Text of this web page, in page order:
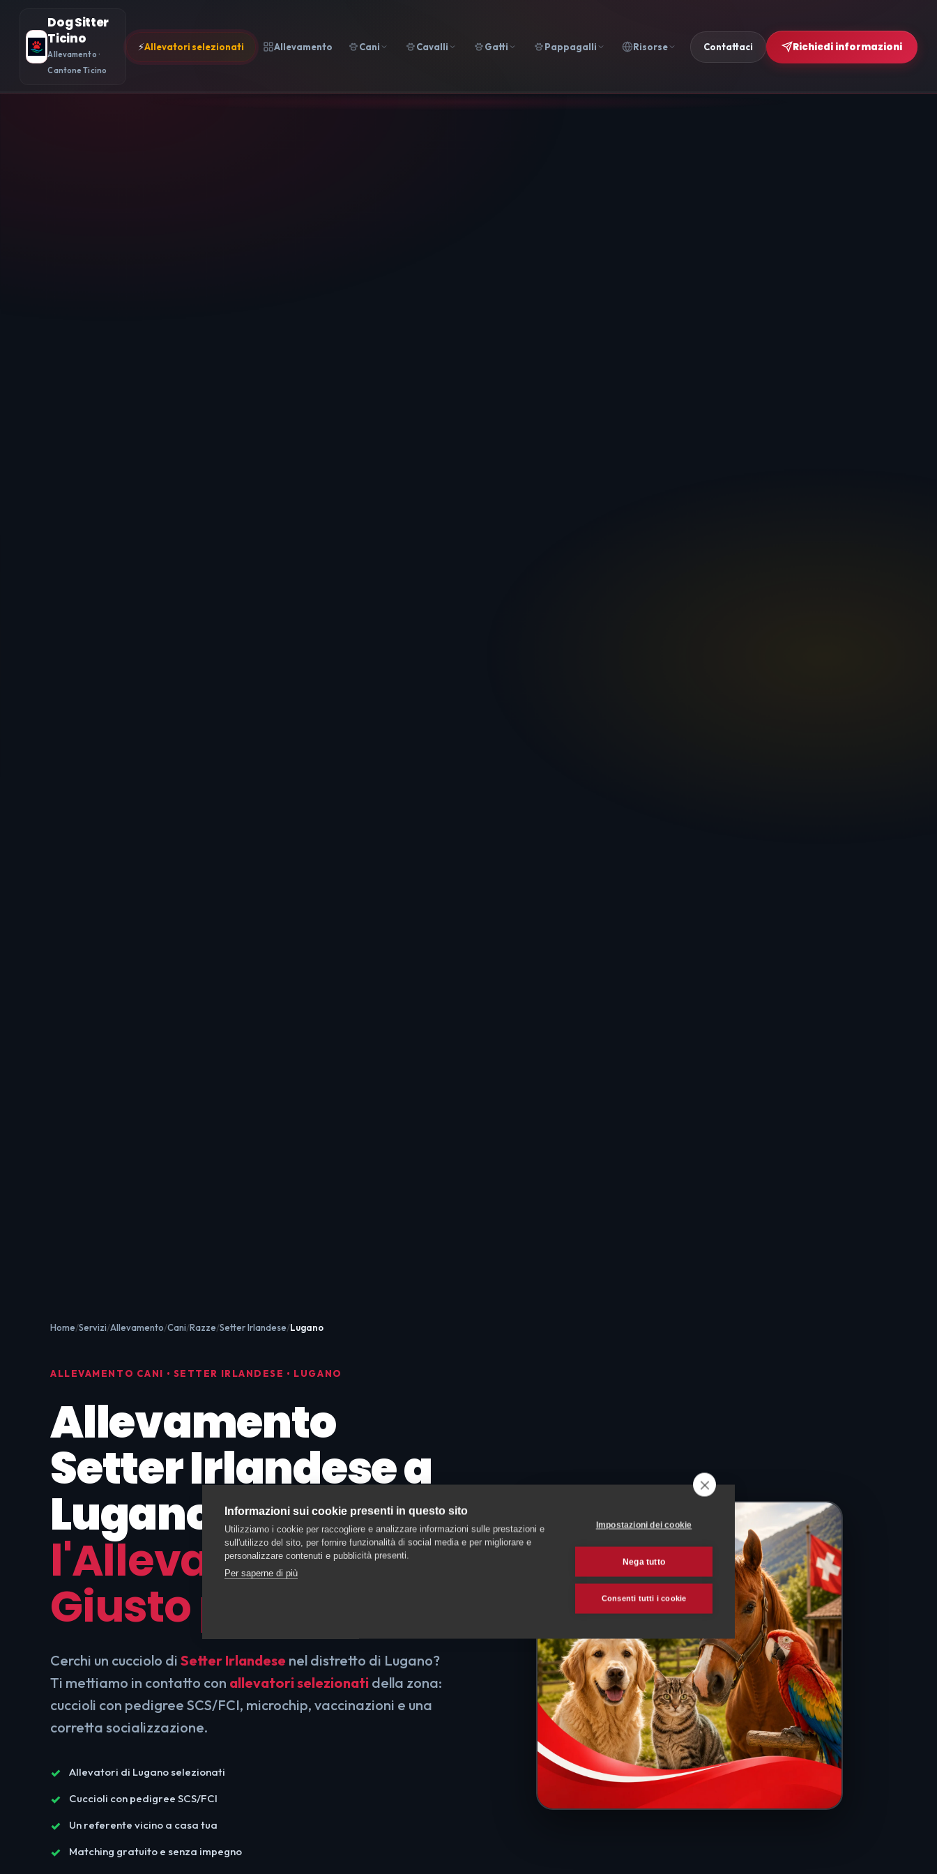
Dog Sitter
Ticino
Allevamento ·
Cantone Ticino
⚡Allevatori selezionati Allevamento Cani Cavalli Gatti Pappagalli Risorse Contattaci Richiedi informazioni
Home Servizi Allevamento Cani Razze Setter Irlandese Lugano
ALLEVAMENTO CANI • SETTER IRLANDESE • LUGANO
Allevamento
Setter Irlandese a
Lugano:Trova
l'Allevatore
Giusto per Te
Cerchi un cucciolo di Setter Irlandese nel distretto di Lugano?
Ti mettiamo in contatto con allevatori selezionati della zona:
cuccioli con pedigree SCS/FCI, microchip, vaccinazioni e una
corretta socializzazione.
Allevatori di Lugano selezionati
Cuccioli con pedigree SCS/FCI
Un referente vicino a casa tua
Matching gratuito e senza impegno
Informazioni sui cookie presenti in questo sito
Utilizziamo i cookie per raccogliere e analizzare informazioni sulle prestazioni e
sull'utilizzo del sito, per fornire funzionalità di social media e per migliorare e
personalizzare contenuti e pubblicità presenti.
Per saperne di più
Impostazioni dei cookie
Nega tutto
Consenti tutti i cookie